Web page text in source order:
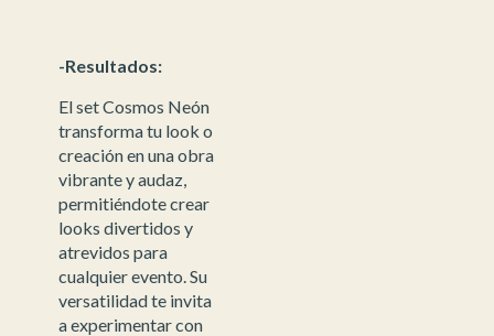
-Resultados:
El set Cosmos Neón
transforma tu look o
creación en una obra
vibrante y audaz,
permitiéndote crear
looks divertidos y
atrevidos para
cualquier evento. Su
versatilidad te invita
a experimentar con